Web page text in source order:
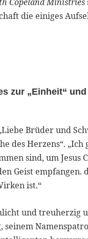
die einiges
zur „Einheit“
Brüder und
des Herzens“.
sind, um
Geist
ist.“
und treuherzig